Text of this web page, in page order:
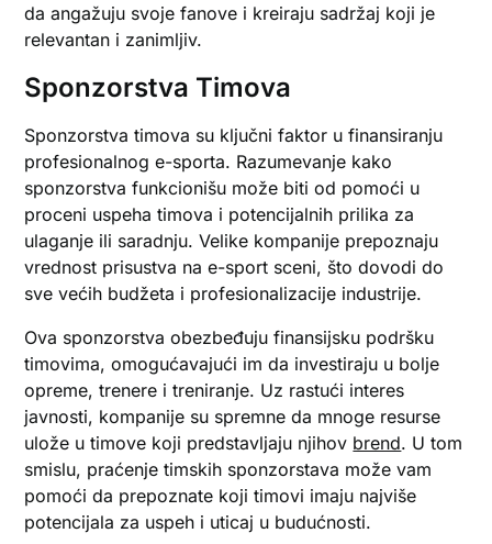
da angažuju svoje fanove i kreiraju sadržaj koji je
relevantan i zanimljiv.
Sponzorstva Timova
Sponzorstva timova su ključni faktor u finansiranju
profesionalnog e-sporta. Razumevanje kako
sponzorstva funkcionišu može biti od pomoći u
proceni uspeha timova i potencijalnih prilika za
ulaganje ili saradnju. Velike kompanije prepoznaju
vrednost prisustva na e-sport sceni, što dovodi do
sve većih budžeta i profesionalizacije industrije.
Ova sponzorstva obezbeđuju finansijsku podršku
timovima, omogućavajući im da investiraju u bolje
opreme, trenere i treniranje. Uz rastući interes
javnosti, kompanije su spremne da mnoge resurse
ulože u timove koji predstavljaju njihov brend. U tom
smislu, praćenje timskih sponzorstava može vam
pomoći da prepoznate koji timovi imaju najviše
potencijala za uspeh i uticaj u budućnosti.